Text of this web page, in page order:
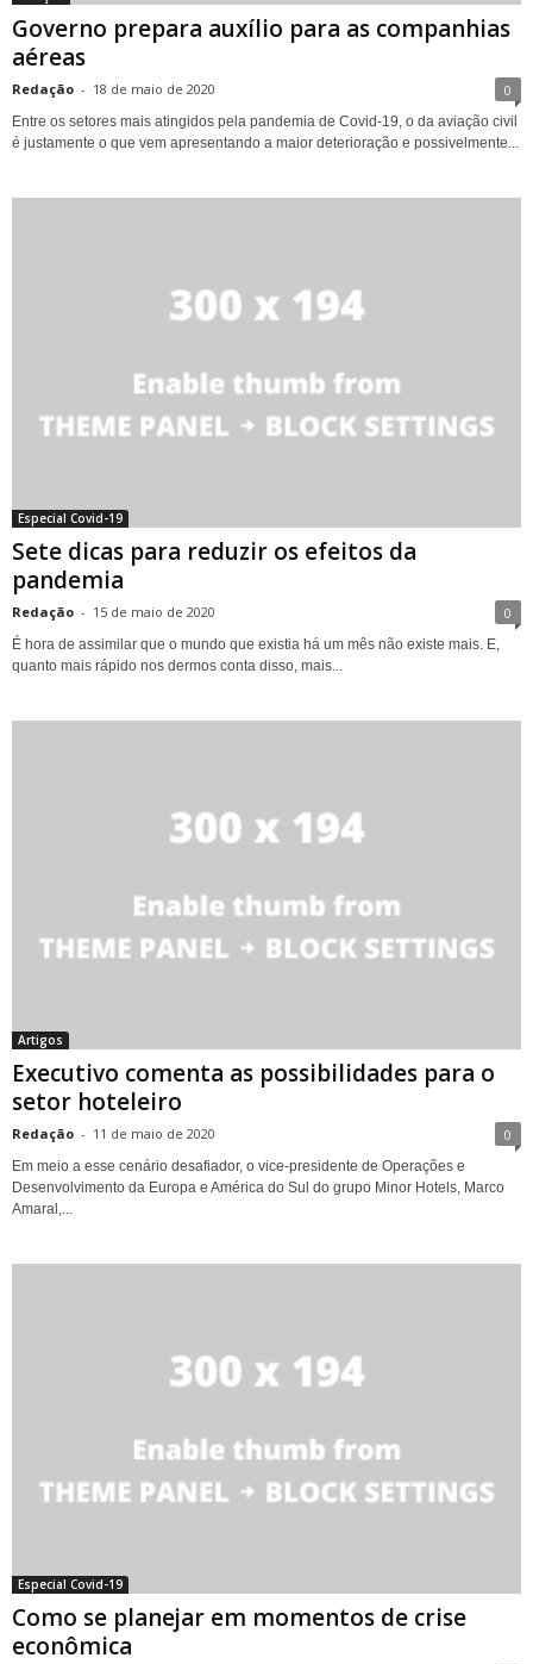
Governo prepara auxílio para as companhias
aéreas
Redação - 18 de maio de 2020 0
Entre os setores mais atingidos pela pandemia de Covid-19, o da aviação civil
é justamente o que vem apresentando a maior deterioração e possivelmente...
Especial Covid-19
Sete dicas para reduzir os efeitos da
pandemia
Redação - 15 de maio de 2020 0
É hora de assimilar que o mundo que existia há um mês não existe mais. E,
quanto mais rápido nos dermos conta disso, mais...
Artigos
Executivo comenta as possibilidades para o
setor hoteleiro
Redação - 11 de maio de 2020 0
Em meio a esse cenário desafiador, o vice-presidente de Operações e
Desenvolvimento da Europa e América do Sul do grupo Minor Hotels, Marco
Amaral,...
Especial Covid-19
Como se planejar em momentos de crise
econômica